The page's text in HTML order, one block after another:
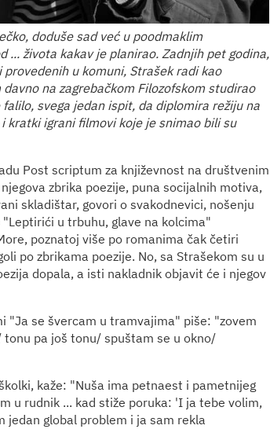
doduše sad već u poodmaklim
... života kakav je planirao. Zadnjih pet godina,
u komuni, Strašek radi kao
na zagrebačkom Filozofskom studirao
svega jedan ispit, da diplomira režiju na
igrani filmovi koje je snimao bili su
Post scriptum za književnost na društvenim
zbrika poezije, puna socijalnih motiva,
skladištar, govori o svakodnevici, nošenju
u trbuhu, glave na kolcima"
poznatoj više po romanima čak četiri
po zbrikama poezije. No, sa Strašekom su u
dopala, a isti nakladnik objavit će i njegov
"Ja se švercam u tramvajima" piše: "zovem
pa još tonu/ spuštam se u okno/
kaže: "Nuša ima petnaest i pametnijeg
u rudnik ... kad stiže poruka: 'I ja tebe volim,
jedan global problem i ja sam rekla